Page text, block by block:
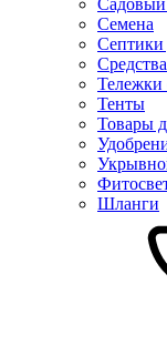
Садовый
Семена
Септики
Тележки
Тенты
Товары
Шланги